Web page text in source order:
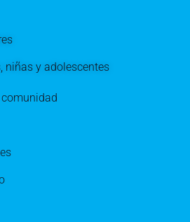
niñas y adolescentes